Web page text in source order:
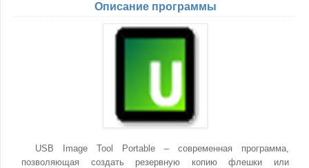
Описание программы
USB Image Tool Portable – современная программа,
позволяющая создать резервную копию флешки или